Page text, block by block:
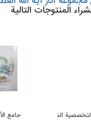
المنتوجات التالية
الشاملة للفقه 3
جامع